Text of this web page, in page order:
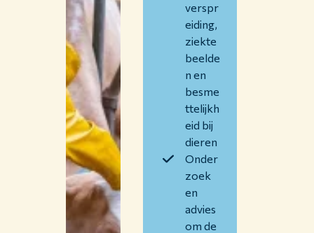
Thema's
Studeren bij WUR
Samenwerken met WUR
Over WUR
NIEUWS & ACHTERGRONDEN
WERKEN BIJ WUR
HUIDIGE STUDENTEN
BIBLIOTHEEK
CONTACT
verspr
eiding,
ziekte
beelde
n en
besme
ttelijkh
eid bij
dieren
Onder
zoek
en
advies
om de